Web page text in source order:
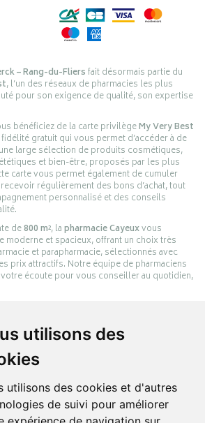
utilisons des
utilisons des cookies et d'autres
de suivi pour améliorer
– Rang-du-Fliersfait désormais partie du
, l’un des réseaux de pharmacies les plus
pour son exigence de qualité, son expertise
bénéficiez de la carte privilègeMy Very Best
gratuit qui vous permet d’accéder à de
large sélection de produits cosmétiques,
et bien-être, proposés par les plus
carte vous permet également de cumuler
régulièrement des bons d’achat, tout
personnalisé et des conseils
de800 m², lapharmacie Cayeuxvous
moderne et spacieux, offrant un choix très
et parapharmacie, sélectionnés avec
prix attractifs. Notre équipe de pharmaciens
écoute pour vous conseiller au quotidien,
sur-Mer – Rang-du-Fliers.
vos achats en ligne parmi des milliers de